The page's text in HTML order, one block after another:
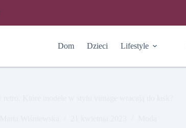
Dom Dzieci Lifestyle